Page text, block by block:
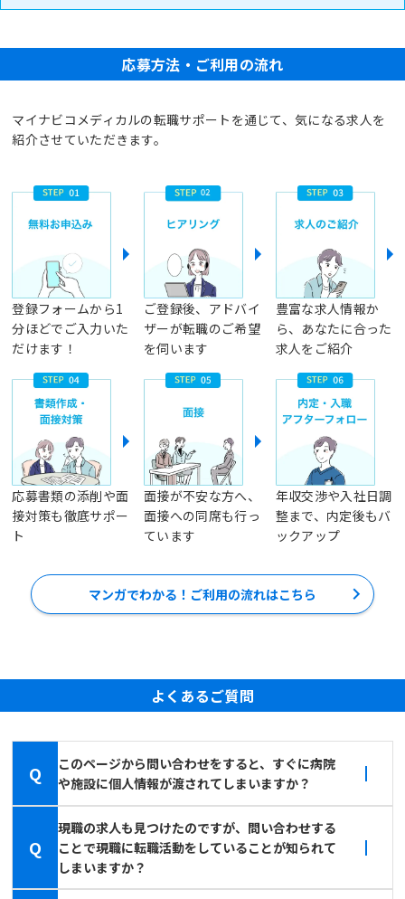
応募方法・ご利用の流れ
マイナビコメディカルの転職サポートを通じて、気になる求人を
紹介させていただきます。
登録フォームから1
分ほどでご入力いた
だけます！
ご登録後、アドバイ
ザーが転職のご希望
を伺います
豊富な求人情報か
ら、あなたに合った
求人をご紹介
応募書類の添削や面
接対策も徹底サポー
ト
面接が不安な方へ、
面接への同席も行っ
ています
年収交渉や入社日調
整まで、内定後もバ
ックアップ
マンガでわかる！ご利用の流れはこちら
よくあるご質問
Q
このページから問い合わせをすると、すぐに病院
や施設に個人情報が渡されてしまいますか？
Q
現職の求人も見つけたのですが、問い合わせする
ことで現職に転職活動をしていることが知られて
しまいますか？